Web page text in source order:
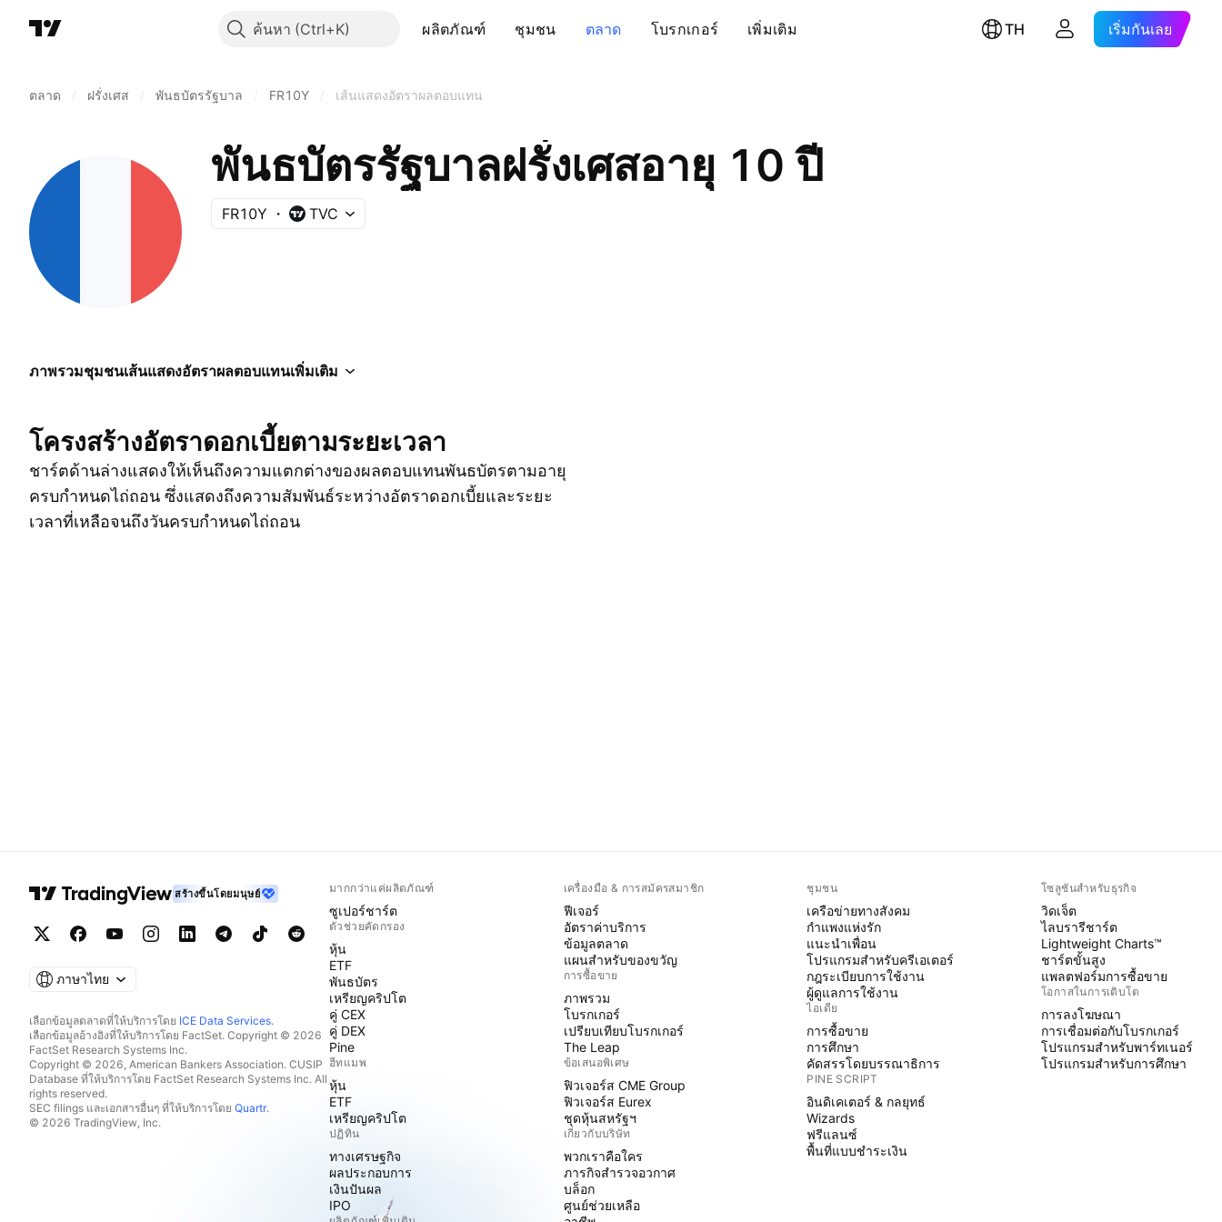
ค้นหา ผลิตภัณฑ์ ชุมชน ตลาด โบรกเกอร์ เพิ่มเติม TH เริ่มกันเลย
ตลาด ฝรั่งเศส พันธบัตรรัฐบาล FR10Y เส้นแสดงอัตราผลตอบแทน
พันธบัตรรัฐบาลฝรั่งเศสอายุ 10 ปี
FR10Y TVC
ภาพรวมชุมชนเส้นแสดงอัตราผลตอบแทนเพิ่มเติม
โครงสร้างอัตราดอกเบี้ยตามระยะเวลา
ชาร์ตด้านล่างแสดงให้เห็นถึงความแตกต่างของผลตอบแทนพันธบัตรตามอายุ
ครบกำหนดไถ่ถอน ซึ่งแสดงถึงความสัมพันธ์ระหว่างอัตราดอกเบี้ยและระยะ
เวลาที่เหลือจนถึงวันครบกำหนดไถ่ถอน
สร้างขึ้นโดยมนุษย์
ภาษาไทย
เลือกข้อมูลตลาดที่ให้บริการโดย ICE Data Services.
เลือกข้อมูลอ้างอิงที่ให้บริการโดย FactSet. Copyright © 2026
FactSet Research Systems Inc.
Copyright © 2026, American Bankers Association. CUSIP
Database ที่ให้บริการโดย FactSet Research Systems Inc. All
rights reserved.
SEC filings และเอกสารอื่นๆ ที่ให้บริการโดย Quartr.
© 2026 TradingView, Inc.
มากกว่าแค่ผลิตภัณฑ์
ซูเปอร์ชาร์ต
ตัวช่วยคัดกรอง
หุ้น
ETF
พันธบัตร
เหรียญคริปโต
คู่ CEX
คู่ DEX
Pine
ฮีทแมพ
หุ้น
ETF
เหรียญคริปโต
ปฏิทิน
ทางเศรษฐกิจ
ผลประกอบการ
เงินปันผล
IPO
เครื่องมือ & การสมัครสมาชิก
ฟีเจอร์
อัตราค่าบริการ
ข้อมูลตลาด
แผนสำหรับของขวัญ
การซื้อขาย
ภาพรวม
โบรกเกอร์
เปรียบเทียบโบรกเกอร์
The Leap
ข้อเสนอพิเศษ
ฟิวเจอร์ส CME Group
ฟิวเจอร์ส Eurex
ชุดหุ้นสหรัฐฯ
เกี่ยวกับบริษัท
พวกเราคือใคร
ภารกิจสำรวจอวกาศ
บล็อก
ศูนย์ช่วยเหลือ
ชุมชน
เครือข่ายทางสังคม
กำแพงแห่งรัก
แนะนำเพื่อน
โปรแกรมสำหรับครีเอเตอร์
กฎระเบียบการใช้งาน
ผู้ดูแลการใช้งาน
ไอเดีย
การซื้อขาย
การศึกษา
คัดสรรโดยบรรณาธิการ
PINE SCRIPT
อินดิเคเตอร์ & กลยุทธ์
Wizards
ฟรีแลนซ์
พื้นที่แบบชำระเงิน
โซลูชันสำหรับธุรกิจ
วิดเจ็ต
ไลบรารีชาร์ต
Lightweight Charts™
ชาร์ตขั้นสูง
แพลตฟอร์มการซื้อขาย
โอกาสในการเติบโต
การลงโฆษณา
การเชื่อมต่อกับโบรกเกอร์
โปรแกรมสำหรับพาร์ทเนอร์
โปรแกรมสำหรับการศึกษา